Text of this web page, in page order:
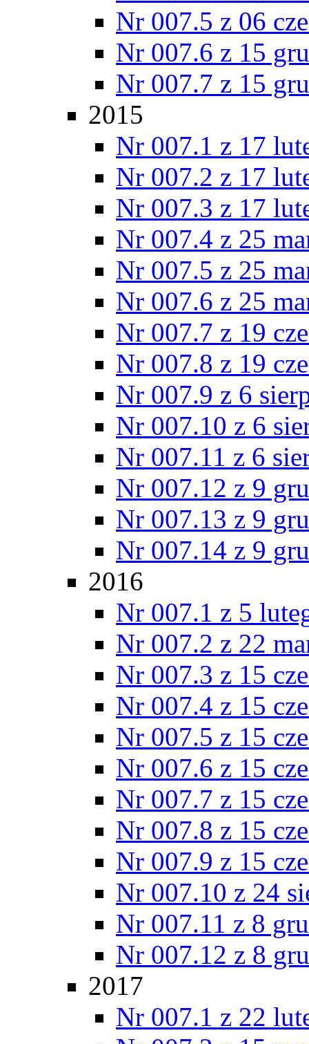
Nr 007.5 z 06
Nr 007.6 z 15
Nr 007.7 z 15
2015
Nr 007.1 z 17
Nr 007.2 z 17
Nr 007.3 z 17
Nr 007.4 z 25
Nr 007.5 z 25
Nr 007.6 z 25
Nr 007.7 z 19
Nr 007.8 z 19
Nr 007.9 z 6
Nr 007.10 z 6
Nr 007.11 z 6
Nr 007.12 z 9
Nr 007.13 z 9
Nr 007.14 z 9
2016
Nr 007.1 z 5
Nr 007.2 z 22
Nr 007.3 z 15
Nr 007.4 z 15
Nr 007.5 z 15
Nr 007.6 z 15
Nr 007.7 z 15
Nr 007.8 z 15
Nr 007.9 z 15
Nr 007.10 z 24
Nr 007.11 z 8
Nr 007.12 z 8
2017
Nr 007.1 z 22